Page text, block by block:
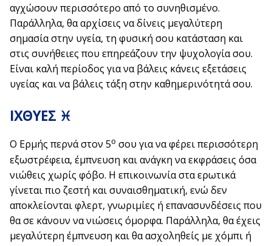
αγχώσουν περισσότερο από το συνηθισμένο.
Παράλληλα, θα αρχίσεις να δίνεις μεγαλύτερη
σημασία στην υγεία, τη φυσική σου κατάσταση και
στις συνήθειες που επηρεάζουν την ψυχολογία σου.
Είναι καλή περίοδος για να βάλεις κάνεις εξετάσεις
υγείας και να βάλεις τάξη στην καθημερινότητά σου.
ΙΧΘΥΕΣ ♓
Ο Ερμής περνά στον 5ο σου για να φέρει περισσότερη
εξωστρέφεια, έμπνευση και ανάγκη να εκφράσεις όσα
νιώθεις χωρίς φόβο. Η επικοινωνία στα ερωτικά
γίνεται πιο ζεστή και συναισθηματική, ενώ δεν
αποκλείονται φλερτ, γνωριμίες ή επανασυνδέσεις που
θα σε κάνουν να νιώσεις όμορφα. Παράλληλα, θα έχεις
μεγαλύτερη έμπνευση και θα ασχοληθείς με χόμπι ή